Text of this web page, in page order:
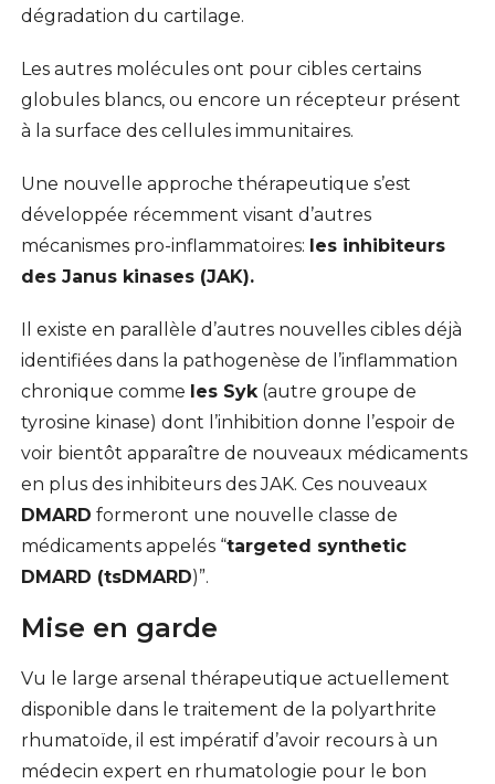
dégradation du cartilage.
Les autres molécules ont pour cibles certains
globules blancs, ou encore un récepteur présent
à la surface des cellules immunitaires.
Une nouvelle approche thérapeutique s’est
développée récemment visant d’autres
mécanismes pro-inflammatoires: les inhibiteurs
des Janus kinases (JAK).
Il existe en parallèle d’autres nouvelles cibles déjà
identifiées dans la pathogenèse de l’inflammation
chronique comme les Syk(autre groupe de
tyrosine kinase) dont l’inhibition donne l’espoir de
voir bientôt apparaître de nouveaux médicaments
en plus des inhibiteurs des JAK. Ces nouveaux
DMARD formeront une nouvelle classe de
médicaments appelés “targeted synthetic
DMARD (tsDMARD)”.
Mise en garde
Vu le large arsenal thérapeutique actuellement
disponible dans le traitement de la polyarthrite
rhumatoïde, il est impératif d’avoir recours à un
médecin expert en rhumatologie pour le bon